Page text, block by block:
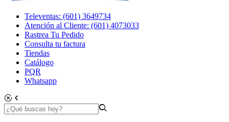
Televentas: (601) 3649734
Atención al Cliente: (601) 4073033
Rastrea Tu Pedido
Consulta tu factura
Tiendas
Catálogo
PQR
Whatsapp